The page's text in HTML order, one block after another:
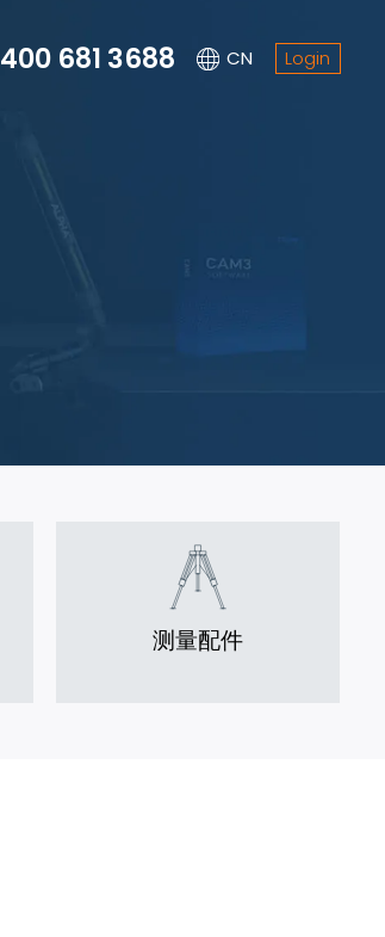
400 681 3688 CN Login
测量配件